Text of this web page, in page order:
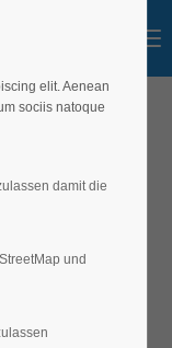
elit. Aenean
sociis natoque
damit die
und